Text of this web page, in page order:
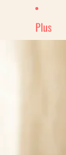
Plus